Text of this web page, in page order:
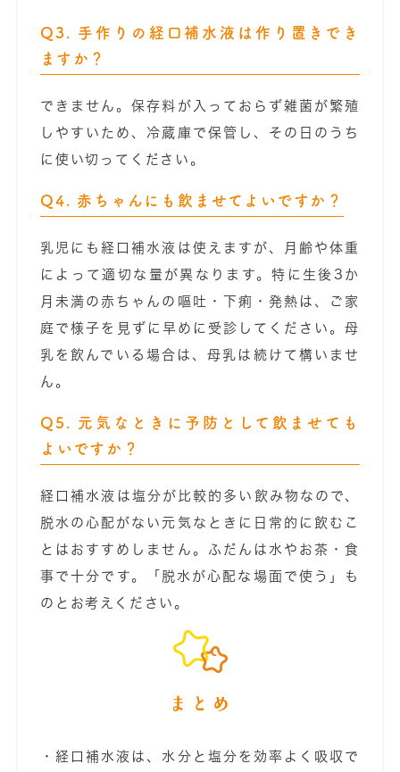
Q3. 手作りの経口補水液は作り置きでき
ますか？
できません。保存料が入っておらず雑菌が繁殖
しやすいため、冷蔵庫で保管し、その日のうち
に使い切ってください。
Q4. 赤ちゃんにも飲ませてよいですか？
乳児にも経口補水液は使えますが、月齢や体重
によって適切な量が異なります。特に生後3か
月未満の赤ちゃんの嘔吐・下痢・発熱は、ご家
庭で様子を見ずに早めに受診してください。母
乳を飲んでいる場合は、母乳は続けて構いませ
ん。
Q5. 元気なときに予防として飲ませても
よいですか？
経口補水液は塩分が比較的多い飲み物なので、
脱水の心配がない元気なときに日常的に飲むこ
とはおすすめしません。ふだんは水やお茶・食
事で十分です。「脱水が心配な場面で使う」も
のとお考えください。
まとめ
・経口補水液は、水分と塩分を効率よく吸収で